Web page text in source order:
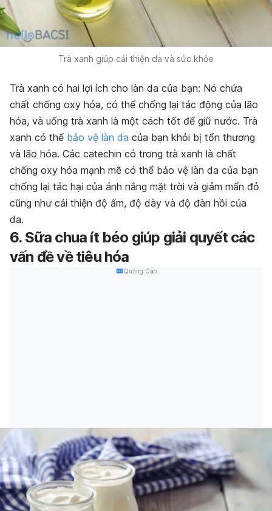
Trà xanh giúp cải thiện da và sức khỏe
Trà xanh có hai lợi ích cho làn da của bạn: Nó chứa
chất chống oxy hóa, có thể chống lại tác động của lão
hóa, và uống trà xanh là một cách tốt để giữ nước. Trà
xanh có thể bảo vệ làn da của bạn khỏi bị tổn thương
và lão hóa. Các catechin có trong trà xanh là chất
chống oxy hóa mạnh mẽ có thể bảo vệ làn da của bạn
chống lại tác hại của ánh nắng mặt trời và giảm mẩn đỏ
cũng như cải thiện độ ẩm, độ dày và độ đàn hồi của
da.
6. Sữa chua ít béo giúp giải quyết các
vấn đề về tiêu hóa
Quảng Cáo